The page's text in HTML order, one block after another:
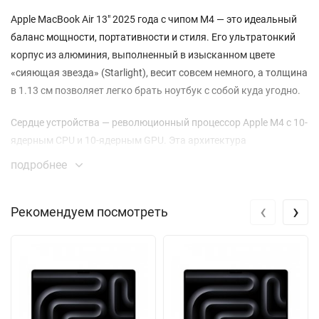
Apple MacBook Air 13" 2025 года с чипом M4 — это идеальный
баланс мощности, портативности и стиля. Его ультратонкий
корпус из алюминия, выполненный в изысканном цвете
«сияющая звезда» (Starlight), весит совсем немного, а толщина
в 1.13 см позволяет легко брать ноутбук с собой куда угодно.
Сердце устройства — революционный процессор Apple M4 с 10-
ядерным CPU и 10-ядерным GPU. Эта архитектура
обеспечивает потрясающую производительность для любых
унифицированной памяти позволяют системе работать
13.6-дюймовый дисплей Retina с разрешением 2560x1664
пикселей поражает детализацией и яркостью в 500 нит.
Широкий цветовой охват P3 делает изображение невероятно
подробнее
Рекомендуем посмотреть ‹ ›